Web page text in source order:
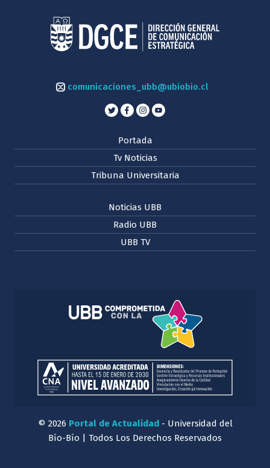
comunicaciones_ubb@ubiobio.cl
Portada
Tv Noticias
Tribuna Universitaria
Noticias UBB
Radio UBB
UBB TV
© 2026 Portal de Actualidad- Universidad del
Bío-Bío | Todos Los Derechos Reservados